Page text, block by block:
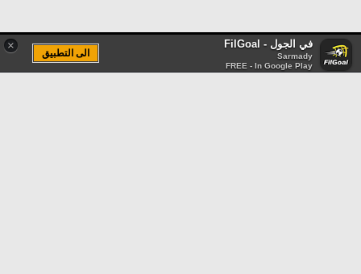
× في الجول - FilGoal
Sarmady
FREE - In Google Play
الى التطبيق